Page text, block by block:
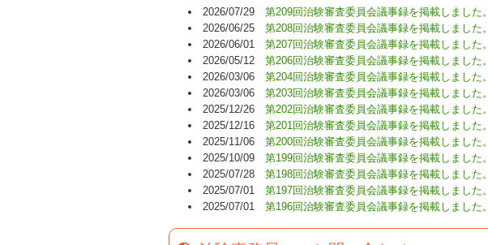
2026/07/29 第209回治験審査委員会議事録を掲載しました。
2026/06/25 第208回治験審査委員会議事録を掲載しました。
2026/06/01 第207回治験審査委員会議事録を掲載しました。
2026/05/12 第206回治験審査委員会議事録を掲載しました。
2026/03/06 第204回治験審査委員会議事録を掲載しました。
2026/03/06 第203回治験審査委員会議事録を掲載しました。
2025/12/26 第202回治験審査委員会議事録を掲載しました。
2025/12/16 第201回治験審査委員会議事録を掲載しました。
2025/11/06 第200回治験審査委員会議事録を掲載しました。
2025/10/09 第199回治験審査委員会議事録を掲載しました。
2025/07/28 第198回治験審査委員会議事録を掲載しました。
2025/07/01 第197回治験審査委員会議事録を掲載しました。
2025/07/01 第196回治験審査委員会議事録を掲載しました。